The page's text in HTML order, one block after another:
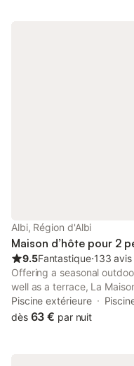
Albi, Région d'Albi
Maison d’hôte pour 2
9.5Fantastique⋅133 avis
Offering a seasonal
well as a terrace, La
Albi Cathedral and a 17-
property is 2.
Piscine extérieure
dès 63 € par nuit